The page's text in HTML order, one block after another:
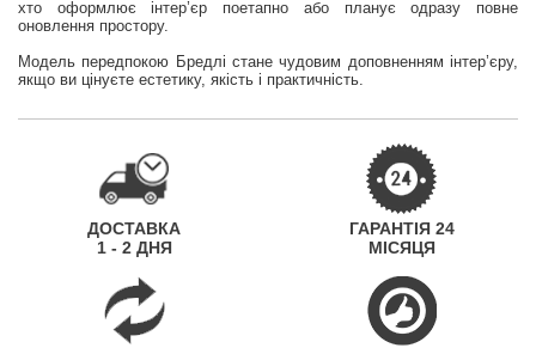
хто оформлює інтер’єр поетапно або планує одразу повне
оновлення простору.
Модель передпокою Бредлі стане чудовим доповненням інтер’єру,
якщо ви цінуєте естетику, якість і практичність.
ДОСТАВКА
1 - 2 ДНЯ
ГАРАНТІЯ 24
МІСЯЦЯ